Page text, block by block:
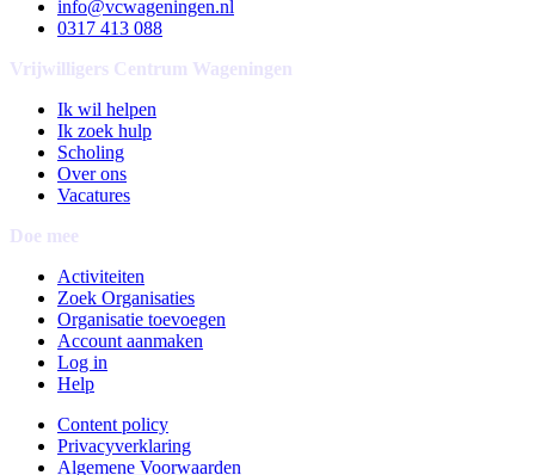
info@vcwageningen.nl
0317 413 088
Vrijwilligers Centrum Wageningen
Ik wil helpen
Ik zoek hulp
Scholing
Over ons
Vacatures
Doe mee
Activiteiten
Zoek Organisaties
Organisatie toevoegen
Account aanmaken
Log in
Help
Content policy
Privacyverklaring
Algemene Voorwaarden